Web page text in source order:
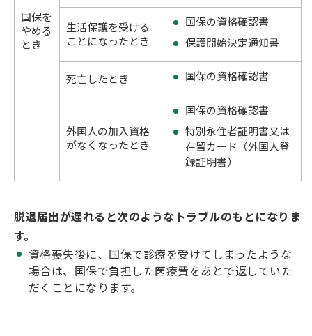
国保を
やめる
とき
生活保護を受ける
ことになったとき
国保の資格確認書
保護開始決定通知書
死亡したとき 国保の資格確認書
外国人の加入資格
がなくなったとき
国保の資格確認書
特別永住者証明書又は
在留カード（外国人登
録証明書）
脱退届出が遅れると次のようなトラブルのもとになりま
す。
資格喪失後に、国保で診療を受けてしまったような
場合は、国保で負担した医療費をあとで返していた
だくことになります。